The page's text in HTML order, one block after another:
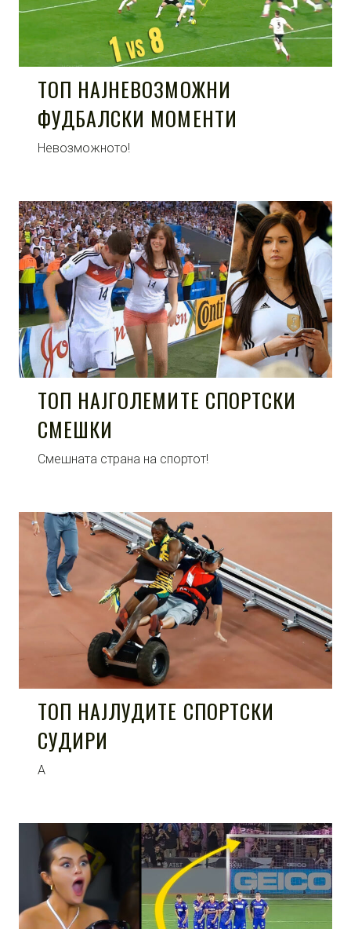
ТОП НАЈНЕВОЗМОЖНИ
ФУДБАЛСКИ МОМЕНТИ
Невозможното!
ТОП НАЈГОЛЕМИТЕ СПОРТСКИ
СМЕШКИ
Смешната страна на спортот!
ТОП НАЈЛУДИТЕ СПОРТСКИ
СУДИРИ
А